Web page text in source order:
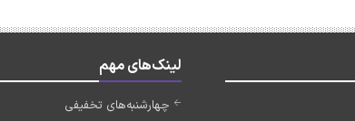
لینک‌های مهم
چهارشنبه‌های تخفیفی